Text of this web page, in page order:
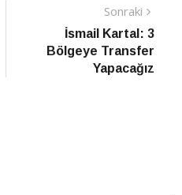
Sonraki
İsmail Kartal: 3
Bölgeye Transfer
Yapacağız